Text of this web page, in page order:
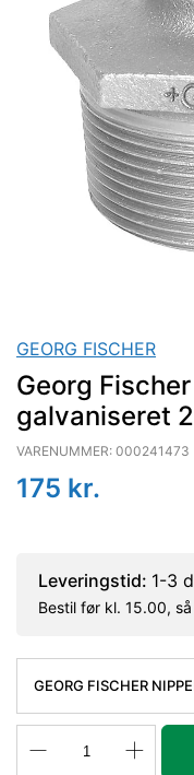
GEORG FISCHER
Georg
galvaniseret
VARENUMMER: 000241473
175 kr.
Leveringstid: 1-3
Bestil før kl. 15.00,
GEORG FISCHER